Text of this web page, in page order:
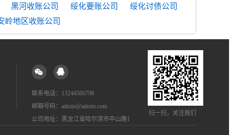
黑河收账公司 绥化要账公司
绥化讨债公司
岭地区收账公司
联系电话：13244566798
邮箱号码：admin@admin.com
公司地址：黑龙江省哈尔滨市中山路1
扫一扫，关注我们